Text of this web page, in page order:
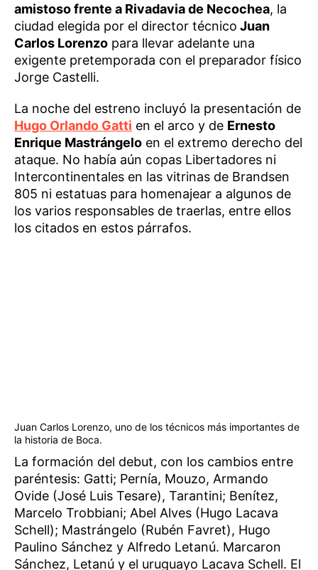
amistoso frente a Rivadavia de Necochea, la
ciudad elegida por el director técnico Juan
Carlos Lorenzo para llevar adelante una
exigente pretemporada con el preparador físico
Jorge Castelli.
La noche del estreno incluyó la presentación de
Hugo Orlando Gatti en el arco y de Ernesto
Enrique Mastrángelo en el extremo derecho del
ataque. No había aún copas Libertadores ni
Intercontinentales en las vitrinas de Brandsen
805 ni estatuas para homenajear a algunos de
los varios responsables de traerlas, entre ellos
los citados en estos párrafos.
Juan Carlos Lorenzo, uno de los técnicos más importantes de
la historia de Boca.
La formación del debut, con los cambios entre
paréntesis: Gatti; Pernía, Mouzo, Armando
Ovide (José Luis Tesare), Tarantini; Benítez,
Marcelo Trobbiani; Abel Alves (Hugo Lacava
Schell); Mastrángelo (Rubén Favret), Hugo
Paulino Sánchez y Alfredo Letanú. Marcaron
Sánchez, Letanú y el uruguayo Lacava Schell. El